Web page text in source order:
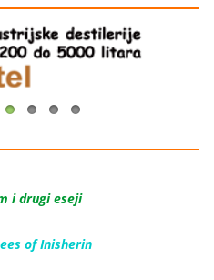
i drugi eseji
of Inisherin